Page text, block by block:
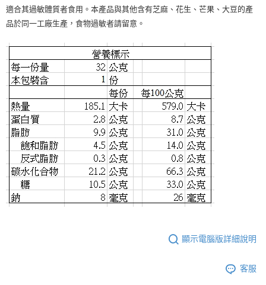
適合其過敏體質者食用。本產品與其他含有芝麻、花生、芒果、大豆的產
品於同一工廠生產，食物過敏者請留意。
顯示電腦版詳細說明
客服